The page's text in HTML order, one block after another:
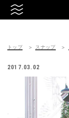
トップ スナップ
2017.03.02